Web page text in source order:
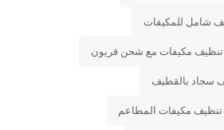
شامل للمكيفات
تنظيف مكيفات مع شحن فريون
سجاد بالقطيف
تنظيف مكيفات المطاعم